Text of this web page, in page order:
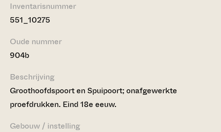
Inventarisnummer
551_10275
Oude nummer
904b
Beschrijving
Groothoofdspoort en Spuipoort; onafgewerkte
proefdrukken. Eind 18e eeuw.
Gebouw / instelling